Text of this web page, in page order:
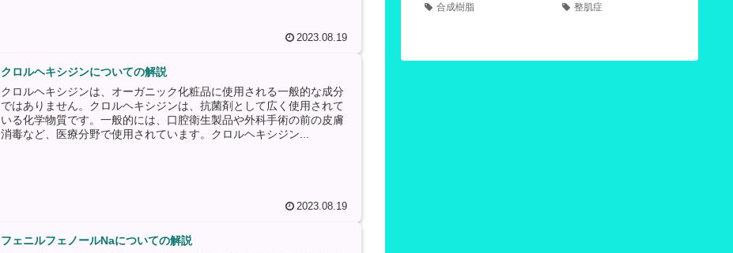
2023.08.19
クロルヘキシジンについての解説
クロルヘキシジンは、オーガニック化粧品に使用される一般的な成分
ではありません。クロルヘキシジンは、抗菌剤として広く使用されて
いる化学物質です。一般的には、口腔衛生製品や外科手術の前の皮膚
消毒など、医療分野で使用されています。クロルヘキシジン...
2023.08.19
フェニルフェノールNaについての解説
合成樹脂 整肌症